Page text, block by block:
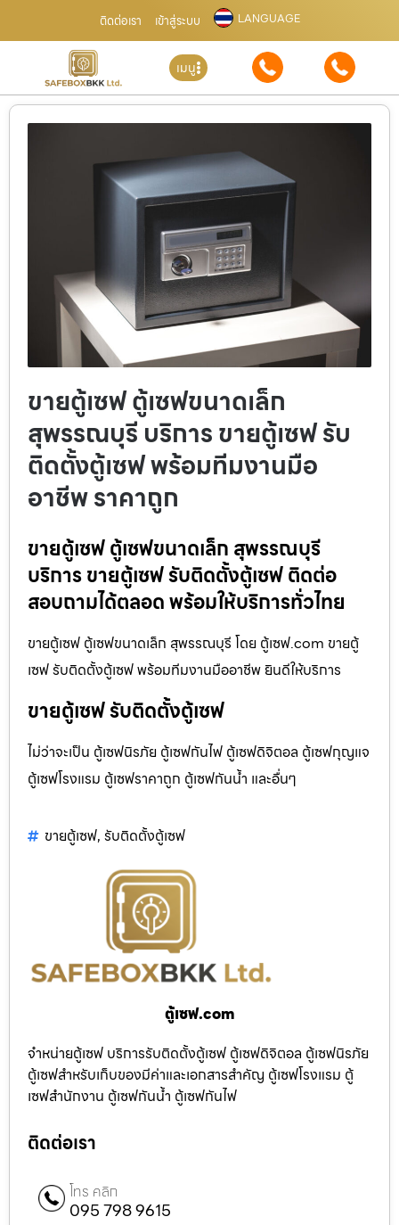
ติดต่อเรา เข้าสู่ระบบ LANGUAGE
เมนู
ขายตู้เซฟ ตู้เซฟขนาดเล็ก
สุพรรณบุรี บริการ ขายตู้เซฟ รับ
ติดตั้งตู้เซฟ พร้อมทีมงานมือ
อาชีพ ราคาถูก
ขายตู้เซฟ ตู้เซฟขนาดเล็ก สุพรรณบุรี
บริการ ขายตู้เซฟ รับติดตั้งตู้เซฟ ติดต่อ
สอบถามได้ตลอด พร้อมให้บริการทั่วไทย
ขายตู้เซฟ ตู้เซฟขนาดเล็ก สุพรรณบุรี โดย ตู้เซฟ.com ขายตู้
เซฟ รับติดตั้งตู้เซฟ พร้อมทีมงานมืออาชีพ ยินดีให้บริการ
ขายตู้เซฟ รับติดตั้งตู้เซฟ
ไม่ว่าจะเป็น ตู้เซฟนิรภัย ตู้เซฟกันไฟ ตู้เซฟดิจิตอล ตู้เซฟกุญแจ
ตู้เซฟโรงแรม ตู้เซฟราคาถูก ตู้เซฟกันน้ำ และอื่นๆ
ขายตู้เซฟ, รับติดตั้งตู้เซฟ
ตู้เซฟ.com
จำหน่ายตู้เซฟ บริการรับติดตั้งตู้เซฟ ตู้เซฟดิจิตอล ตู้เซฟนิรภัย
ตู้เซฟสำหรับเก็บของมีค่าและเอกสารสำคัญ ตู้เซฟโรงแรม ตู้
เซฟสำนักงาน ตู้เซฟกันน้ำ ตู้เซฟกันไฟ
ติดต่อเรา
โทร คลิก
095 798 9615